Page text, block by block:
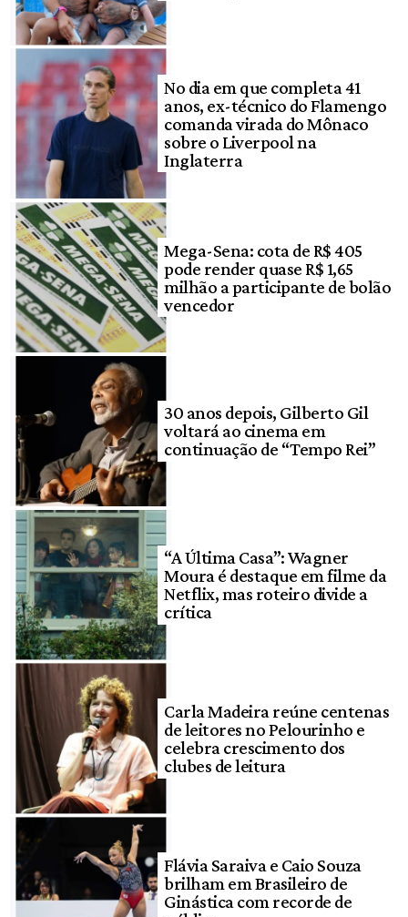
No dia em que completa 41
anos, ex-técnico do Flamengo
comanda virada do Mônaco
sobre o Liverpool na
Inglaterra
Mega-Sena: cota de R$ 405
pode render quase R$ 1,65
milhão a participante de bolão
vencedor
30 anos depois, Gilberto Gil
voltará ao cinema em
continuação de “Tempo Rei”
“A Última Casa”: Wagner
Moura é destaque em filme da
Netflix, mas roteiro divide a
crítica
Carla Madeira reúne centenas
de leitores no Pelourinho e
celebra crescimento dos
clubes de leitura
Flávia Saraiva e Caio Souza
brilham em Brasileiro de
Ginástica com recorde de